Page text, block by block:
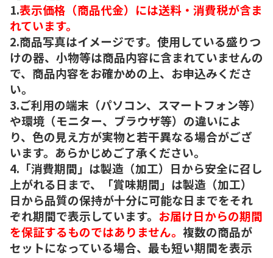
1.表示価格（商品代金）には送料・消費税が含ま
れています。
2.商品写真はイメージです。使用している盛りつ
けの器、小物等は商品内容に含まれていませんの
で、商品内容をお確かめの上、お申込みくださ
い。
3.ご利用の端末（パソコン、スマートフォン等）
や環境（モニター、ブラウザ等）の違いによ
り、色の見え方が実物と若干異なる場合がござ
います。あらかじめご了承ください。
4.「消費期間」は製造（加工）日から安全に召し
上がれる日まで、「賞味期間」は製造（加工）
日から品質の保持が十分に可能な日までをそれ
ぞれ期間で表示しています。 お届け日からの期間
を保証するものではありません。 複数の商品が
セットになっている場合、最も短い期間を表示